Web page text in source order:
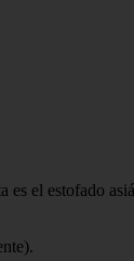
el estofado